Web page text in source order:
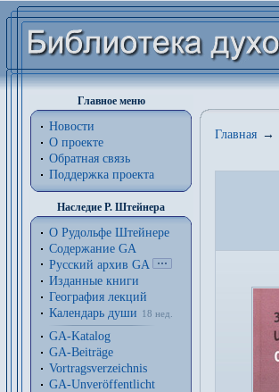
Главное меню
Новости
О проекте
Обратная связь
Поддержка проекта
Наследие Р. Штейнера
О Рудольфе Штейнере
Содержание GA
Русский архив GA
Изданные книги
География лекций
Календарь души
18 нед.
GA-Katalog
GA-Beiträge
Vortragsverzeichnis
GA-Unveröffentlicht
Главная →